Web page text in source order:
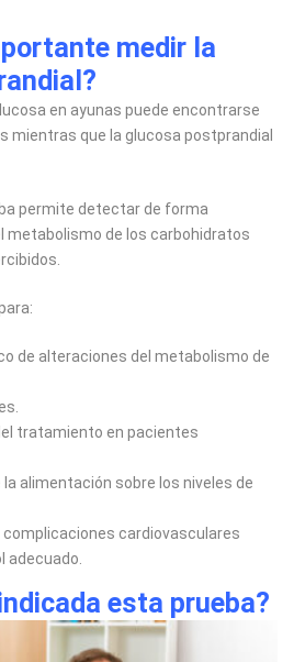
medir la
en ayunas puede encontrarse
mientras que la glucosa postprandial
permite detectar de forma
metabolismo de los carbohidratos
de alteraciones del metabolismo de
tratamiento en pacientes
alimentación sobre los niveles de
complicaciones cardiovasculares
adecuado.
esta prueba?